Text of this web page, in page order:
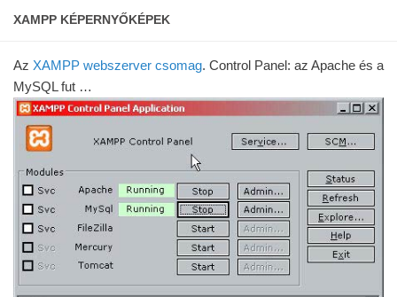
XAMPP KÉPERNYŐKÉPEK
Az XAMPP webszerver csomag. Control Panel: az Apache és a
MySQL fut …